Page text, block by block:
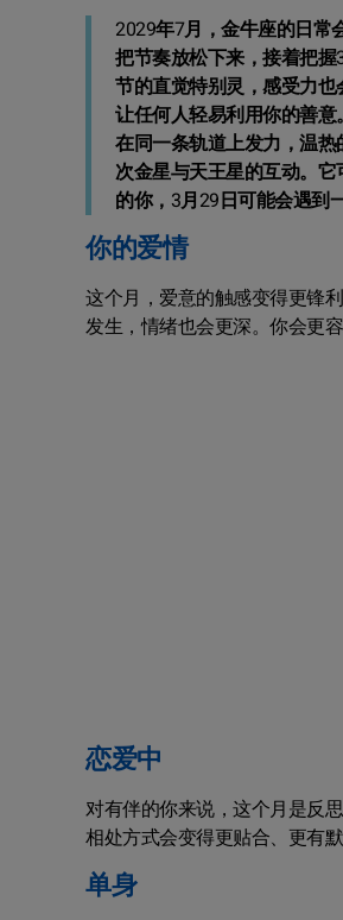
2029年7月，金牛座的日常
把节奏放松下来，接着把
节的直觉特别灵，感受力
让任何人轻易利用你的善
在同一条轨道上发力，温
次金星与天王星的互动。
的你，3月29日可能会遇到
你的爱情
这个月，爱意的触感变得更锋
发生，情绪也会更深。你会更
恋爱中
对有伴的你来说，这个月是反
相处方式会变得更贴合、更有
单身